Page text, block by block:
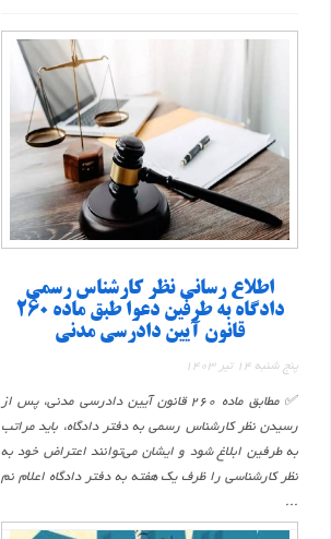
اطلاع رسانی نظر کارشناس رسمی
دادگاه به طرفین دعوا طبق ماده 260
قانون آیین دادرسی مدنی
پنج شنبه 14 تیر 1403
✅ مطابق ماده ۲۶۰ قانون آیین دادرسی مدنی، پس از
رسیدن نظر کارشناس رسمی به دفتر دادگاه، باید مراتب
به طرفین ابلاغ شود و ایشان می‌توانند اعتراض خود به
نظر کارشناسی را ظرف یک هفته به دفتر دادگاه اعلام نم
...